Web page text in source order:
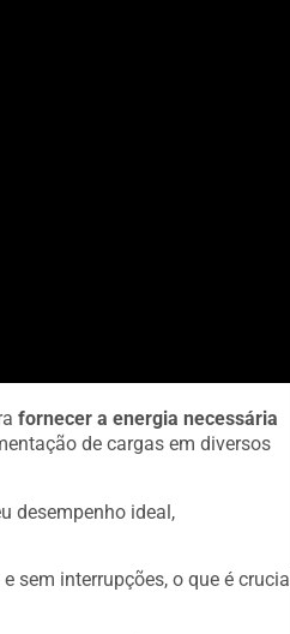
fornecer a energia necessária
de cargas em diversos
desempenho ideal,
sem interrupções, o que é crucial